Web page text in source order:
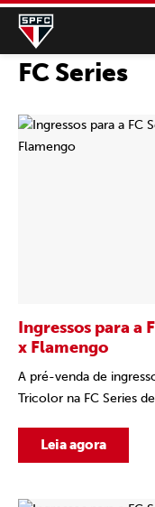
FC Series
Ingressos para a
x Flamengo
A pré-venda de
Tricolor na FC Series
Leia agora